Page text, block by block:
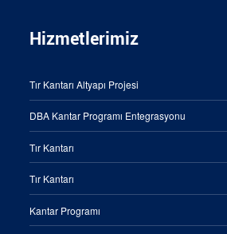
Hizmetlerimiz
Tır Kantarı Altyapı Projesi
DBA Kantar Programı Entegrasyonu
Tır Kantarı
Tır Kantarı
Kantar Programı